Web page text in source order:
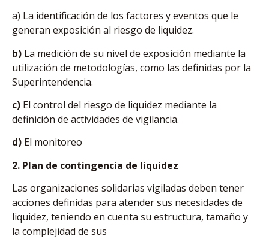
a) La identificación de los factores y eventos que le
generan exposición al riesgo de liquidez.
b) La medición de su nivel de exposición mediante la
utilización de metodologías, como las definidas por la
Superintendencia.
c) El control del riesgo de liquidez mediante la
definición de actividades de vigilancia.
d) El monitoreo
2. Plan de contingencia de liquidez
Las organizaciones solidarias vigiladas deben tener
acciones definidas para atender sus necesidades de
liquidez, teniendo en cuenta su estructura, tamaño y
la complejidad de sus